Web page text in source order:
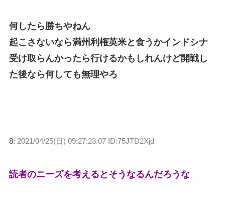
何したら勝ちやねん
起こさないなら満州利権英米と食うかインドシナ
受け取らんかったら行けるかもしれんけど開戦し
た後なら何しても無理やろ
8: 2021/04/25(日) 09:27:23.07 ID:75JTD2Xjd
読者のニーズを考えるとそうなるんだろうな